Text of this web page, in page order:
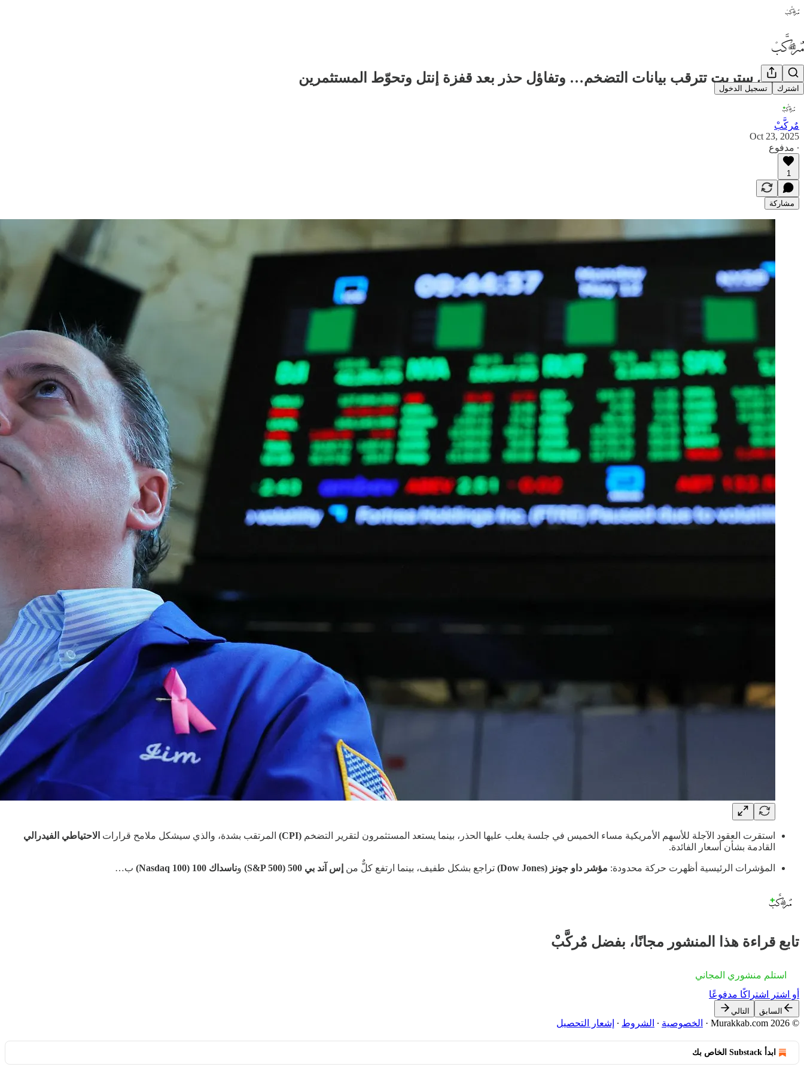
اشترك تسجيل الدخول
🔥 وول ستريت تترقب بيانات التضخم… وتفاؤل حذر بعد قفزة إنتل وتحوّط المستثمرين
مٌركَّبْ
Oct 23, 2025
∙ مدفوع
1
مشاركة
استقرت العقود الآجلة للأسهم الأمريكية مساء الخميس في جلسة يغلب عليها الحذر، بينما يستعد المستثمرون لتقرير التضخم (CPI) المرتقب بشدة، والذي سيشكل ملامح قرارات الاحتياطي الفيدرالي
القادمة بشأن أسعار الفائدة.
المؤشرات الرئيسية أظهرت حركة محدودة: مؤشر داو جونز (Dow Jones) تراجع بشكل طفيف، بينما ارتفع كلٌّ من إس آند بي 500 (S&P 500) وناسداك 100 (Nasdaq 100) ب…
تابع قراءة هذا المنشور مجانًا، بفضل مٌركَّبْ
استلم منشوري المجاني
أو اشترِ اشتراكًا مدفوعًا
السابق التالي
© 2026 Murakkab.com
· الخصوصية ∙ الشروط ∙ إشعار التحصيل
ابدأ Substack الخاص بك